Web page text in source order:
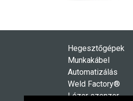
Hegesztőgépek
Munkakábel
Automatizálás
Weld Factory®
Lézer szenzor